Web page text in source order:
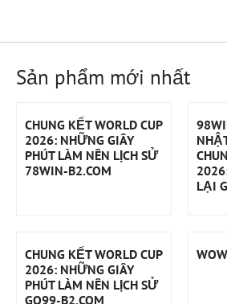
Sản phẩm mới nhất
CHUNG KẾT WORLD CUP
2026: NHỮNG GIÂY
PHÚT LÀM NÊN LỊCH SỬ
78WIN-B2.COM
LẠI
CHUNG KẾT WORLD CUP
2026: NHỮNG GIÂY
PHÚT LÀM NÊN LỊCH SỬ
GO99-B2.COM